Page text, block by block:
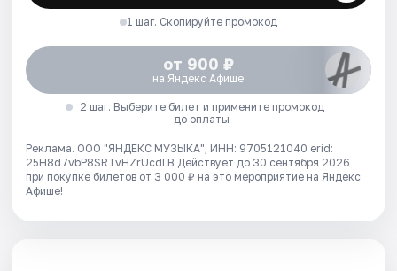
1 шаг. Скопируйте промокод
от 900 ₽
на Яндекс Афише
2 шаг. Выберите билет и примените промокод
до оплаты
Реклама. ООО "ЯНДЕКС МУЗЫКА", ИНН: 9705121040 erid:
25H8d7vbP8SRTvHZrUcdLB Действует до 30 сентября 2026
при покупке билетов от 3 000 ₽ на это мероприятие на Яндекс
Афише!